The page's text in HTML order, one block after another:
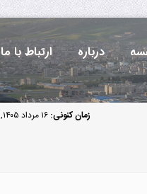
درباره ارتباط با ما
زمان کنونی: ۱۶ مرداد ۱۴۰۵, ۰۱:۰۴ ق.ظ